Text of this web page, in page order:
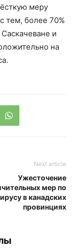
меру
тем, более 70%
и
на
Next article
Ужесточение
мер по
в канадских
провинциях